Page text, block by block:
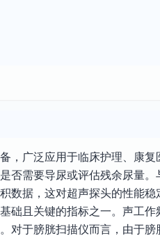
，广泛应用于临床护理、康
否需要导尿或评估残余尿量
数据，这对超声探头的性能稳
础且关键的指标之一。声工
对于膀胱扫描仪而言，由于